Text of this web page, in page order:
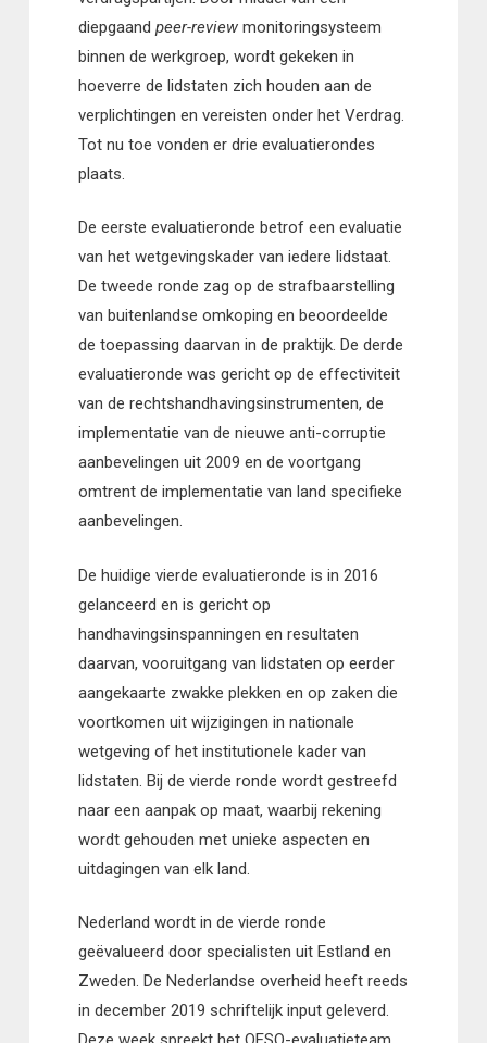
diepgaand peer-review monitoringsysteem
binnen de werkgroep, wordt gekeken in
hoeverre de lidstaten zich houden aan de
verplichtingen en vereisten onder het Verdrag.
Tot nu toe vonden er drie evaluatierondes
plaats.
De eerste evaluatieronde betrof een evaluatie
van het wetgevingskader van iedere lidstaat.
De tweede ronde zag op de strafbaarstelling
van buitenlandse omkoping en beoordeelde
de toepassing daarvan in de praktijk. De derde
evaluatieronde was gericht op de effectiviteit
van de rechtshandhavingsinstrumenten, de
implementatie van de nieuwe anti-corruptie
aanbevelingen uit 2009 en de voortgang
omtrent de implementatie van land specifieke
aanbevelingen.
De huidige vierde evaluatieronde is in 2016
gelanceerd en is gericht op
handhavingsinspanningen en resultaten
daarvan, vooruitgang van lidstaten op eerder
aangekaarte zwakke plekken en op zaken die
voortkomen uit wijzigingen in nationale
wetgeving of het institutionele kader van
lidstaten. Bij de vierde ronde wordt gestreefd
naar een aanpak op maat, waarbij rekening
wordt gehouden met unieke aspecten en
uitdagingen van elk land.
Nederland wordt in de vierde ronde
geëvalueerd door specialisten uit Estland en
Zweden. De Nederlandse overheid heeft reeds
in december 2019 schriftelijk input geleverd.